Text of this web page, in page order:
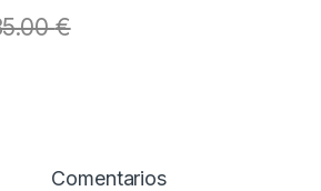
€
Comentarios